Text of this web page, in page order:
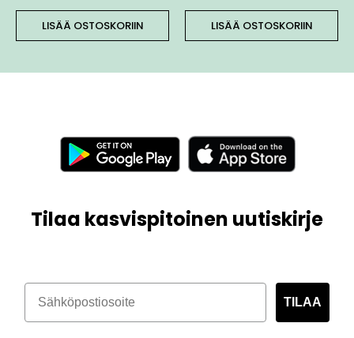
LISÄÄ OSTOSKORIIN LISÄÄ OSTOSKORIIN
Tilaa kasvispitoinen uutiskirje
TILAA